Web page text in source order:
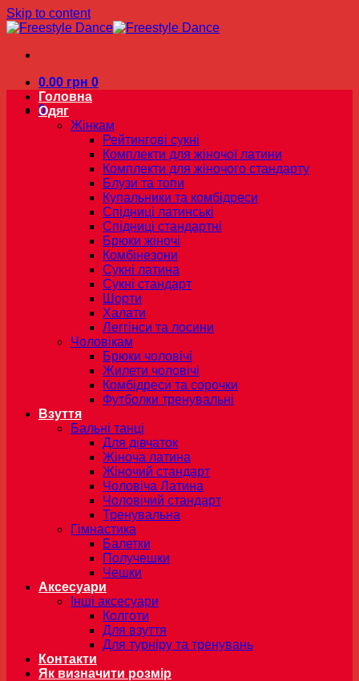
Skip to content
0.00 грн 0
0
Головна
Одяг
Жінкам
Рейтингові сукні
Комплекти для жіночої латини
Комплекти для жіночого стандарту
Блузи та топи
Купальники та комбідреси
Спідниці латинські
Спідниці стандартні
Брюки жіночі
Комбінезони
Сукні латина
Сукні стандарт
Шорти
Халати
Леггінси та лосини
Чоловікам
Брюки чоловічі
Жилети чоловічі
Комбідреси та сорочки
Футболки тренувальні
Взуття
Бальні танці
Для дівчаток
Жіноча латина
Жіночий стандарт
Чоловіча Латина
Чоловічий стандарт
Тренувальна
Гімнастика
Балетки
Получешки
Чешки
Аксесуари
Інші аксесуари
Колготи
Для взуття
Для турніру та тренувань
Контакти
Як визначити розмір